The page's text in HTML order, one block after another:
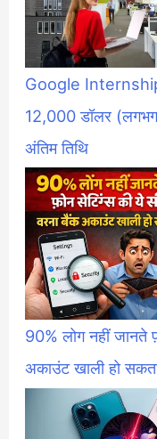
Google
12,000 डॉलर
अंतिम तिथि
90% लोग नहीं जानते
अकाउंट खाली हो